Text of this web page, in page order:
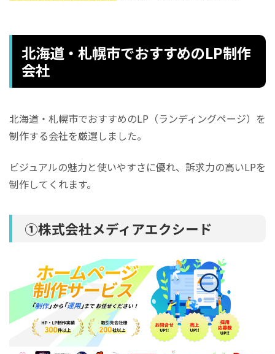
北海道・札幌市でおすすめのLP制作
会社
北海道・札幌市でおすすめのLP（ランディングページ）を
制作する会社を厳選しました。
ビジュアルの魅力と使いやすさに優れ、訴求力の高いLPを
制作してくれます。
①株式会社メディアエクシード